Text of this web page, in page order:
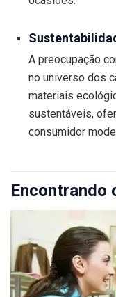
A preocupação
no universo dos
materiais
sustentáveis,
consumidor
Encontrando